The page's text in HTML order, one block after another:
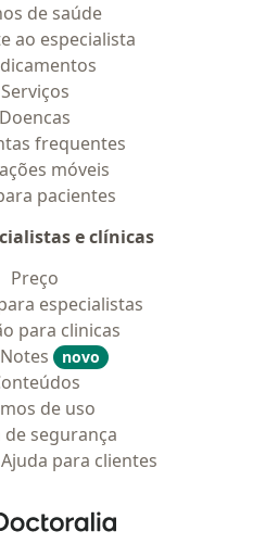
de saúde
ao especialista
Serviços
Doencas
frequentes
móveis
pacientes
e clínicas
Preço
especialistas
para clinicas
novo
de uso
de segurança
para clientes
Doctoralia - Homepage